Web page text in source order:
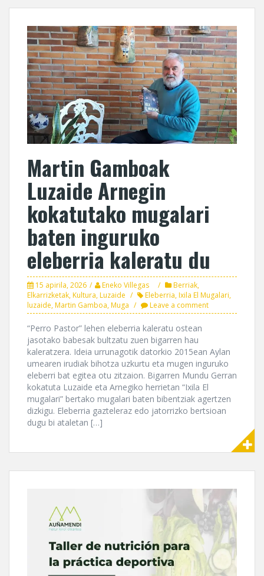
Martin Gamboak
Luzaide Arnegin
kokatutako mugalari
baten inguruko
eleberria kaleratu du
15 apirila, 2026 Eneko Villegas Berriak,
Elkarrizketak,Kultura,Luzaide Eleberria,Ixila El Mugalari,
luzaide,Martin Gamboa,Muga Leave a comment
“Perro Pastor” lehen eleberria kaleratu ostean
jasotako babesak bultzatu zuen bigarren hau
kaleratzera. Ideia urrunagotik datorkio 2015ean Aylan
umearen irudiak bihotza uzkurtu eta mugen inguruko
eleberri bat egitea otu zitzaion. Bigarren Mundu Gerran
kokatuta Luzaide eta Arnegiko herrietan “Ixila El
mugalari” bertako mugalari baten bibentziak agertzen
dizkigu. Eleberria gazteleraz edo jatorrizko bertsioan
dugu bi ataletan […]